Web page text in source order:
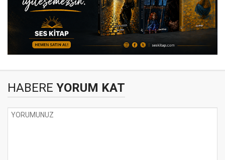
HABERE YORUM KAT